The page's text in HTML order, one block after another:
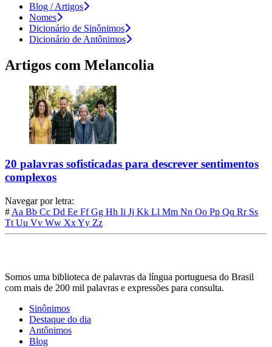
Blog / Artigos
Nomes
Dicionário de Sinônimos
Dicionário de Antônimos
Artigos com Melancolia
20 palavras sofisticadas para descrever sentimentos
complexos
Navegar por letra:
# Aa Bb Cc Dd Ee FfGg Hh Ii Jj Kk Ll Mm Nn Oo Pp Qq Rr Ss
Tt Uu Vv Ww XxYy Zz
Somos uma biblioteca de palavras da língua portuguesa do Brasil
com mais de 200 mil palavras e expressões para consulta.
Sinônimos
Destaque do dia
Antônimos
Blog